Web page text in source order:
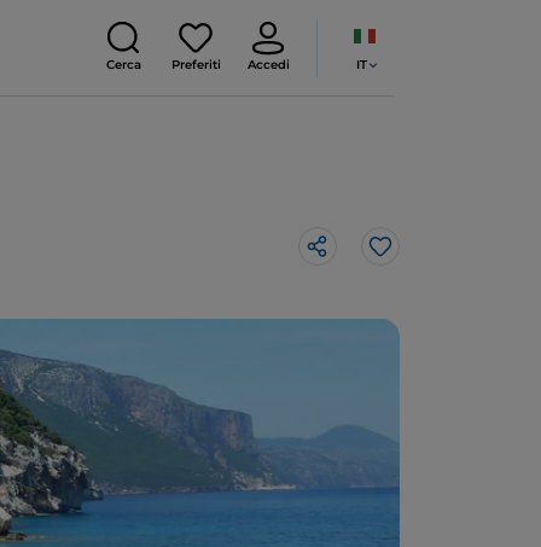
Cerca Preferiti Accedi IT
Like